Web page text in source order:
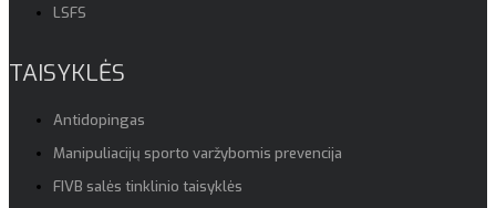
LSFS
TAISYKLĖS
Antidopingas
Manipuliacijų sporto varžybomis prevencija
FIVB salės tinklinio taisyklės